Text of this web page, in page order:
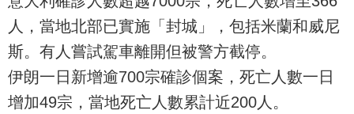
人，當地北部已實施「封城」，包括米蘭和威尼
斯。有人嘗試駕車離開但被警方截停。
伊朗一日新增逾700宗確診個案，死亡人數一日
增加49宗，當地死亡人數累計近200人。